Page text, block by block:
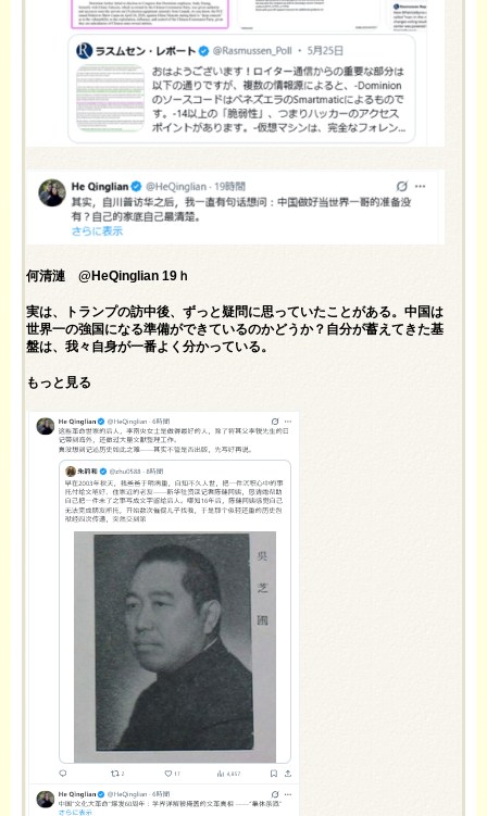
何清漣 @HeQinglian 19ｈ
実は、トランプの訪中後、ずっと疑問に思っていたことがある。中国は
世界一の強国になる準備ができているのかどうか？自分が蓄えてきた基
盤は、我々自身が一番よく分かっている。
もっと見る